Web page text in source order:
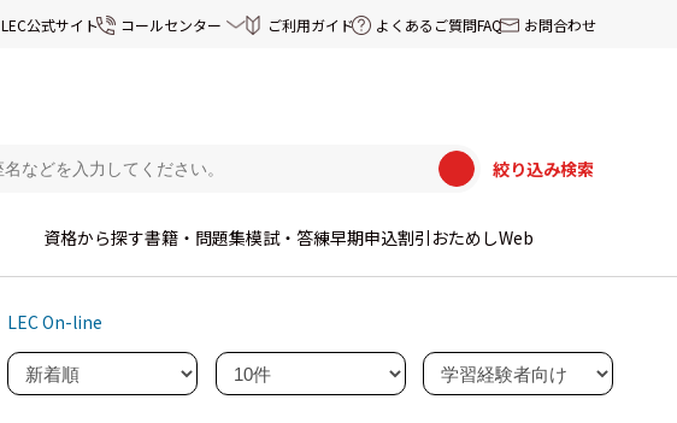
LEC公式サイト コールセンター ご利用ガイド よくあるご質問FAQ お問合わせ
絞り込み検索
資格から探す書籍・問題集模試・答練早期申込割引 おためしWeb
LEC On-line